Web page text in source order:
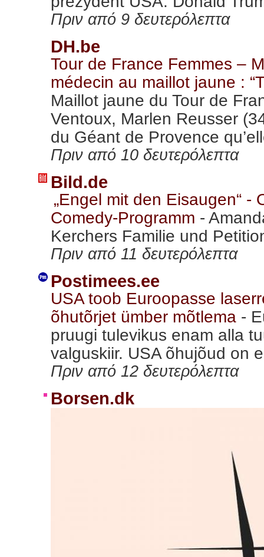
Πριν από 9 δευτερόλεπτα
DH.be
Tour de France Femmes –
médecin au maillot jaune :
Maillot jaune du Tour de
Ventoux, Marlen Reusser
du Géant de Provence
Πριν από 10 δευτερόλεπτα
Bild.de
„Engel mit den Eisaugen“ -
Comedy-Programm -
Kerchers Familie und
Πριν από 11 δευτερόλεπτα
Postimees.ee
USA toob Euroopasse
õhutõrjet ümber mõtlema -
pruugi tulevikus enam alla
valguskiir. USA õhujõud on
Πριν από 12 δευτερόλεπτα
Borsen.dk